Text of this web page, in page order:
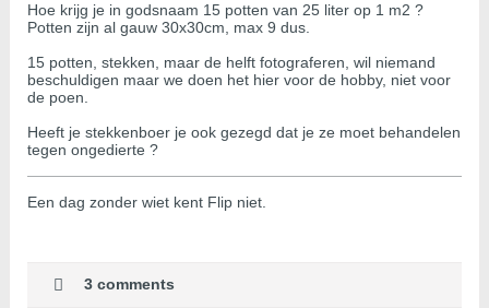
Hoe krijg je in godsnaam 15 potten van 25 liter op 1 m2 ?
Potten zijn al gauw 30x30cm, max 9 dus.
15 potten, stekken, maar de helft fotograferen, wil niemand
beschuldigen maar we doen het hier voor de hobby, niet voor
de poen.
Heeft je stekkenboer je ook gezegd dat je ze moet behandelen
tegen ongedierte ?
Een dag zonder wiet kent Flip niet.
3 comments